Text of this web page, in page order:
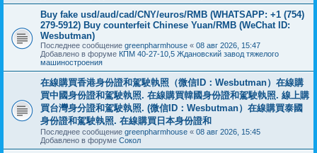
Buy fake usd/aud/cad/CNY/euros/RMB (WHATSAPP: +1 (754)
279-5912) Buy counterfeit Chinese Yuan/RMB (WeChat ID:
Wesbutman)
Последнее сообщение greenpharmhouse « 08 авг 2026, 15:47
Добавлено в форуме КПМ 40-27-10,5 Ждановский завод тяжелого
машиностроения
在線購買香港身份證和駕駛執照（微信ID：Wesbutman）在線購
買中國身份證和駕駛執照. 在線購買韓國身份證和駕駛執照. 線上購
買台灣身分證和駕駛執照. (微信ID：Wesbutman）在線購買泰國
身份證和駕駛執照. 在線購買日本身份證和
Последнее сообщение greenpharmhouse « 08 авг 2026, 15:45
Добавлено в форуме Сокол